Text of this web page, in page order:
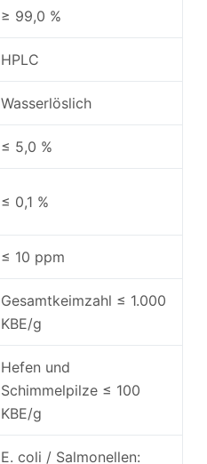
≥ 99,0 %
HPLC
Wasserlöslich
≤ 5,0 %
≤ 0,1 %
≤ 10 ppm
Gesamtkeimzahl ≤ 1.000
KBE/g
Hefen und
Schimmelpilze ≤ 100
KBE/g
E. coli / Salmonellen: